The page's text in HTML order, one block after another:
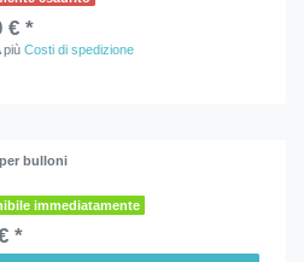
€ *
piùCosti di spedizione
bulloni
immediatamente
*